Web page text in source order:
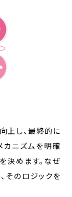
上し、最終的に
ニズムを明確
決めます。なぜ
そのロジックを